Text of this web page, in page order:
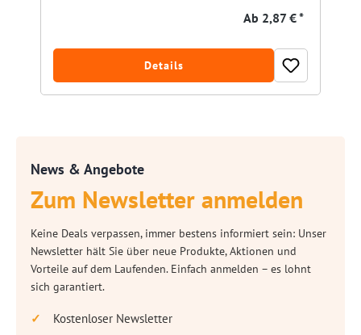
Ab 2,87 € *
Details
News & Angebote
Zum Newsletter anmelden
Keine Deals verpassen, immer bestens informiert sein: Unser
Newsletter hält Sie über neue Produkte, Aktionen und
Vorteile auf dem Laufenden. Einfach anmelden – es lohnt
sich garantiert.
Kostenloser Newsletter